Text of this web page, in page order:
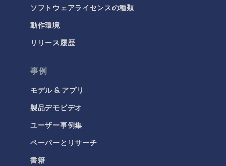
ソフトウェアライセンスの種類
動作環境
リリース履歴
事例
モデル & アプリ
製品デモビデオ
ユーザー事例集
ペーパーとリサーチ
書籍